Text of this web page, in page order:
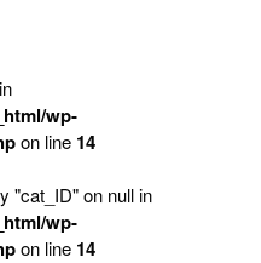
wp-
on line 14
"cat_ID" on null in
wp-
on line 14